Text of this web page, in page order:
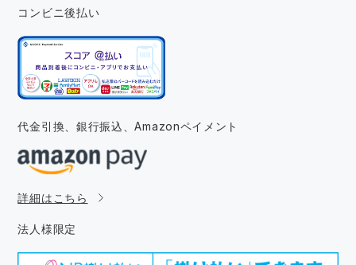
コンビニ後払い
代金引換、銀行振込、Amazonペイメント
詳細はこちら
法人様限定